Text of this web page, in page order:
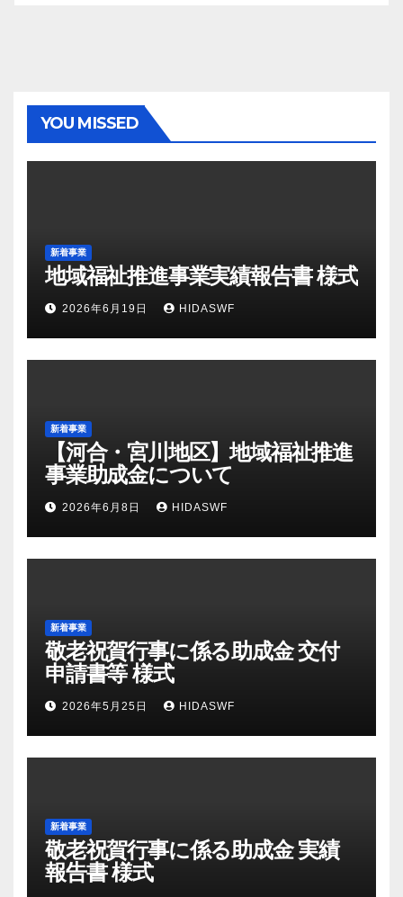
YOU MISSED
新着事業
地域福祉推進事業実績報告書 様式
2026年6月19日 HIDASWF
新着事業
【河合・宮川地区】地域福祉推進
事業助成金について
2026年6月8日 HIDASWF
新着事業
敬老祝賀行事に係る助成金 交付
申請書等 様式
2026年5月25日 HIDASWF
新着事業
敬老祝賀行事に係る助成金 実績
報告書 様式